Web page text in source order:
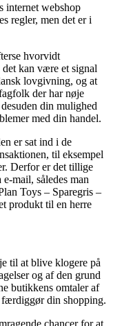
internet webshop
regler, men det er i
hvorvidt
kan være et signal
lovgivning, og at
der har nøje
din mulighed
med din handel.
er sat ind i de
til eksempel
Derfor er det tillige
mail, således man
Toys – Sparegris –
produkt til en herre
til at blive klogere på
og af den grund
butikkens omtaler af
din shopping.
chancer for at